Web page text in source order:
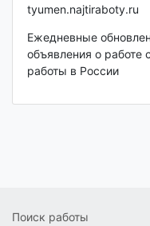
tyumen.najtiraboty.ru
Ежедневные
объявления о работе
работы в России
Поиск работы